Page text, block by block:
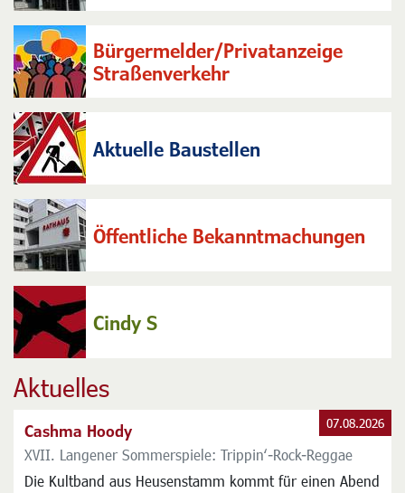
Bürgermelder/Privatanzeige
Straßenverkehr
Aktuelle Baustellen
Öffentliche Bekanntmachungen
Cindy S
Aktuelles
Cashma Hoody
XVII. Langener Sommerspiele: Trippin‘-Rock-Reggae
Die Kultband aus Heusenstamm kommt für einen Abend
07.08.2026